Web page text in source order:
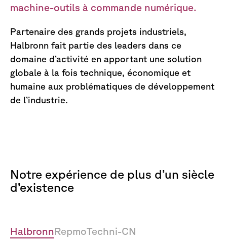
machine-outils à commande numérique.
Partenaire des grands projets industriels,
Halbronn fait partie des leaders dans ce
domaine d’activité en apportant une solution
globale à la fois technique, économique et
humaine aux problématiques de développement
de l’industrie.
Notre expérience de plus d’un siècle
d’existence
HalbronnRepmoTechni-CN